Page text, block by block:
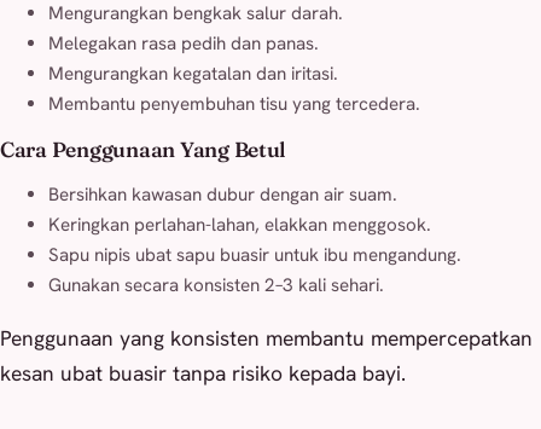
Mengurangkan bengkak salur darah.
Melegakan rasa pedih dan panas.
Mengurangkan kegatalan dan iritasi.
Membantu penyembuhan tisu yang tercedera.
Cara Penggunaan Yang Betul
Bersihkan kawasan dubur dengan air suam.
Keringkan perlahan-lahan, elakkan menggosok.
Sapu nipis ubat sapu buasir untuk ibu mengandung.
Gunakan secara konsisten 2–3 kali sehari.
Penggunaan yang konsisten membantu mempercepatkan
kesan ubat buasir tanpa risiko kepada bayi.